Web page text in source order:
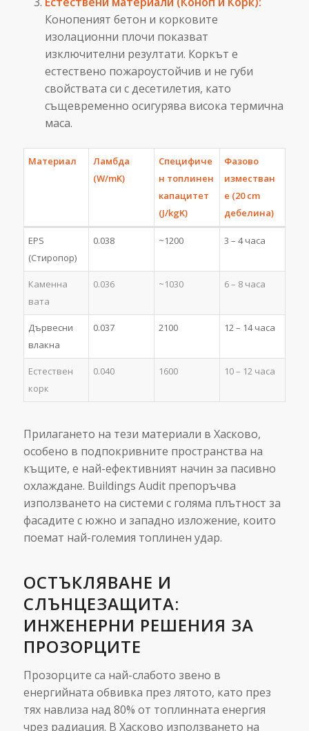
Конопеният бетон и корковите
изолационни плочи показват
изключителни резултати. Коркът е
естествено пожароустойчив и не губи
свойствата си с десетилетия, като
същевременно осигурява висока термична
маса.
Материал
Ламбда
(W/mK)
Специфиче
н топлинен
капацитет
(J/kgK)
Фазово
изместван
е (20 cm
дебелина)
EPS
(Стиропор)
0.038 ~1200 3 – 4 часа
Каменна
вата
0.036 ~1030 6 – 8 часа
Дървесни
влакна
0.037 2100 12 – 14 часа
Естествен
корк
0.040 1600 10 – 12 часа
Прилагането на тези материали в Хасково,
особено в подпокривните пространства на
къщите, е най-ефективният начин за пасивно
охлаждане. Buildings Audit препоръчва
използването на системи с голяма плътност за
фасадите с южно и западно изложение, които
поемат най-големия топлинен удар.
ОСТЪКЛЯВАНЕ И
СЛЪНЦЕЗАЩИТА:
ИНЖЕНЕРНИ РЕШЕНИЯ ЗА
ПРОЗОРЦИТЕ
Прозорците са най-слабото звено в
енергийната обвивка през лятото, като през
тях навлиза над 80% от топлинната енергия
чрез радиация. В Хасково използването на